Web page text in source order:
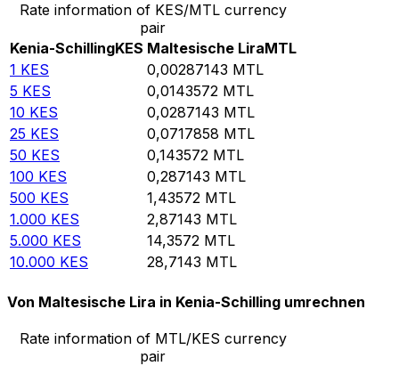
Rate information of KES/MTL currency
pair
Kenia-SchillingKES Maltesische LiraMTL
1 KES 0,00287143 MTL
5 KES 0,0143572 MTL
10 KES 0,0287143 MTL
25 KES 0,0717858 MTL
50 KES 0,143572 MTL
100 KES 0,287143 MTL
500 KES 1,43572 MTL
1.000 KES 2,87143 MTL
5.000 KES 14,3572 MTL
10.000 KES 28,7143 MTL
Von Maltesische Lira in Kenia-Schilling umrechnen
Rate information of MTL/KES currency
pair